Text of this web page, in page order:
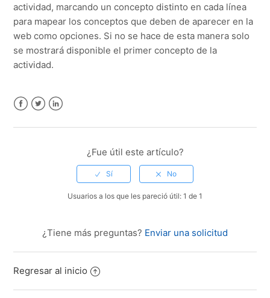
actividad, marcando un concepto distinto en cada línea
para mapear los conceptos que deben de aparecer en la
web como opciones. Si no se hace de esta manera solo
se mostrará disponible el primer concepto de la
actividad.
¿Fue útil este artículo?
Usuarios a los que les pareció útil: 1 de 1
¿Tiene más preguntas? Enviar una solicitud
Regresar al inicio